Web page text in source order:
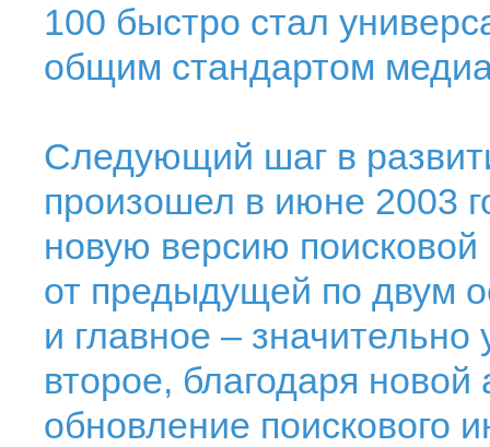
100 быстро стал
общим стандартом
Следующий шаг в
произошел в июне 2003
новую версию
от предыдущей по двум
и главное – значительно
второе, благодаря
обновление поискового